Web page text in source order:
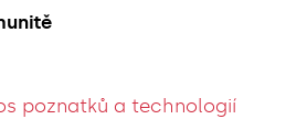
poznatků a technologií